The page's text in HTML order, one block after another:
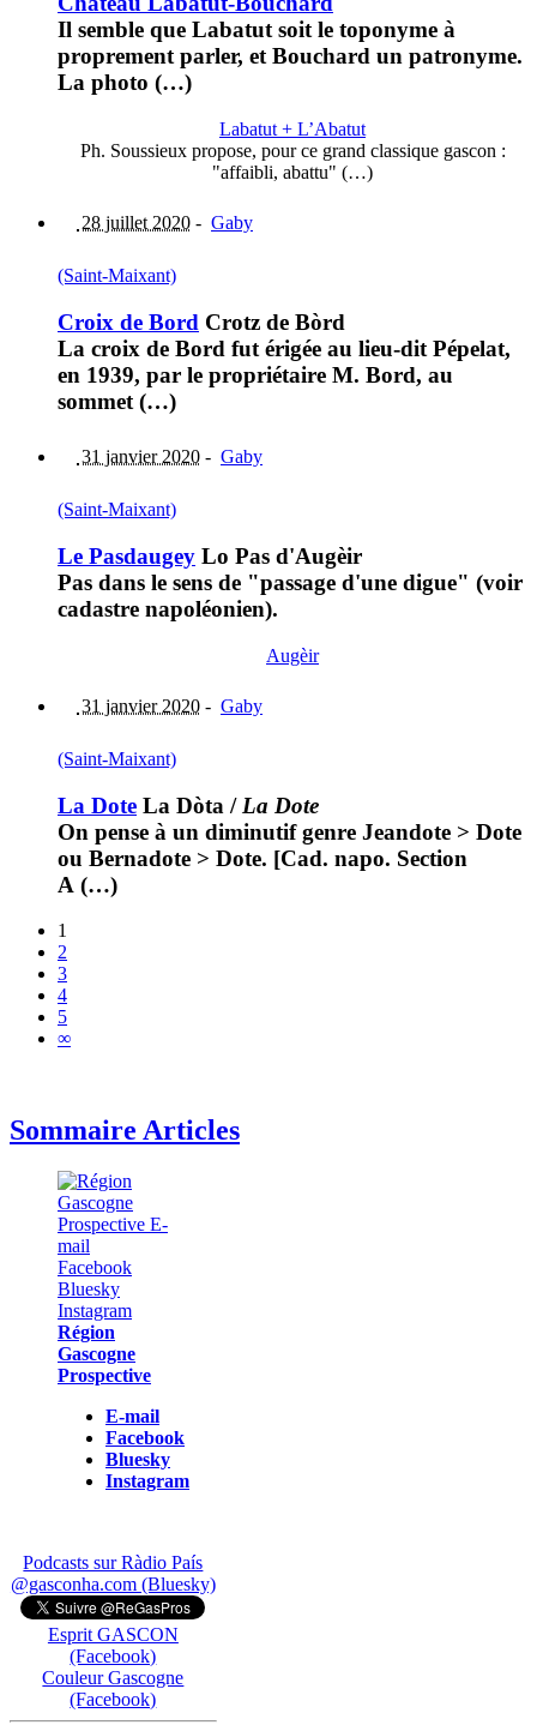
Il semble que Labatut soit le toponyme à
proprement parler, et Bouchard un patronyme.
La photo (…)
Labatut + L’Abatut
Ph. Soussieux propose, pour ce grand classique gascon :
"affaibli, abattu" (…)
28 juillet 2020 - Gaby
(Saint-Maixant)
Croix de Bord Crotz de Bòrd
La croix de Bord fut érigée au lieu-dit Pépelat,
en 1939, par le propriétaire M. Bord, au
sommet (…)
31 janvier 2020 - Gaby
(Saint-Maixant)
Le Pasdaugey Lo Pas d'Augèir
Pas dans le sens de "passage d'une digue" (voir
cadastre napoléonien).
Augèir
31 janvier 2020 - Gaby
(Saint-Maixant)
La Dote La Dòta / La Dote
On pense à un diminutif genre Jeandote > Dote
ou Bernadote > Dote. [Cad. napo. Section
A (…)
1
2
3
4
5
∞
Sommaire Articles
Région
Gascogne
Prospective
E-mail
Facebook
Bluesky
Instagram
Podcasts sur Ràdio País
@gasconha.com (Bluesky)
Esprit GASCON
(Facebook)
Couleur Gascogne
(Facebook)